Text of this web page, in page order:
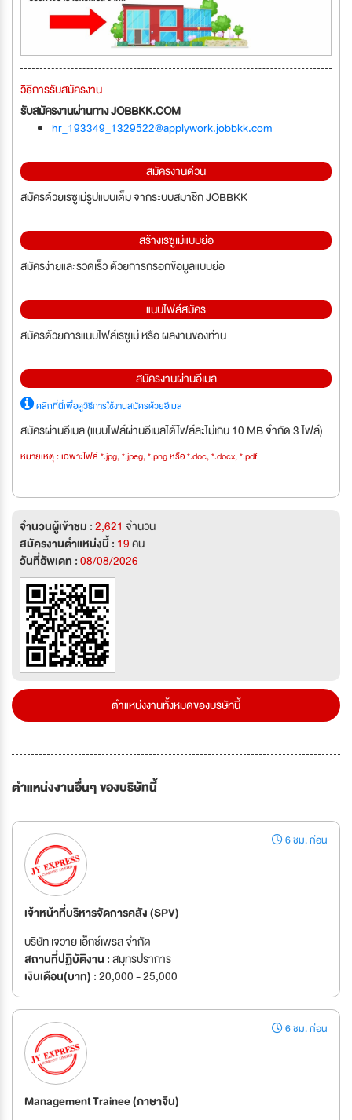
วิธีการรับสมัครงาน
รับสมัครงานผ่านทาง JOBBKK.COM
hr_193349_1329522@applywork.jobbkk.com
สมัครงานด่วน
สมัครด้วยเรซูเม่รูปแบบเต็ม จากระบบสมาชิก JOBBKK
สร้างเรซูเม่แบบย่อ
สมัครง่ายและรวดเร็ว ด้วยการกรอกข้อมูลแบบย่อ
แนบไฟล์สมัคร
สมัครด้วยการแนบไฟล์เรซูเม่ หรือ ผลงานของท่าน
สมัครงานผ่านอีเมล
คลิกที่นี่เพื่อดูวิธีการใช้งานสมัครด้วยอีเมล
สมัครผ่านอีเมล (แนบไฟล์ผ่านอีเมลได้ไฟล์ละไม่เกิน 10 MB จำกัด 3 ไฟล์)
หมายเหตุ : เฉพาะไฟล์ *.jpg, *.jpeg, *.png หรือ *.doc, *.docx, *.pdf
จำนวนผู้เข้าชม :2,621 จำนวน
สมัครงานตำแหน่งนี้ : 19คน
วันที่อัพเดท :08/08/2026
ตำแหน่งงานทั้งหมดของบริษัทนี้
ตำแหน่งงานอื่นๆ ของบริษัทนี้
6 ชม. ก่อน
เจ้าหน้าที่บริหารจัดการคลัง (SPV)
บริษัท เจวาย เอ็กซ์เพรส จำกัด
สถานที่ปฏิบัติงาน :สมุทรปราการ
เงินเดือน(บาท) :20,000 - 25,000
6 ชม. ก่อน
Management Trainee (ภาษาจีน)